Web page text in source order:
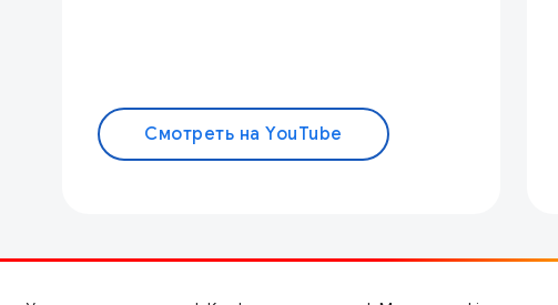
Смотреть на YouTube